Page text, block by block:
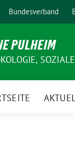
Bundesverband
PULHEIM